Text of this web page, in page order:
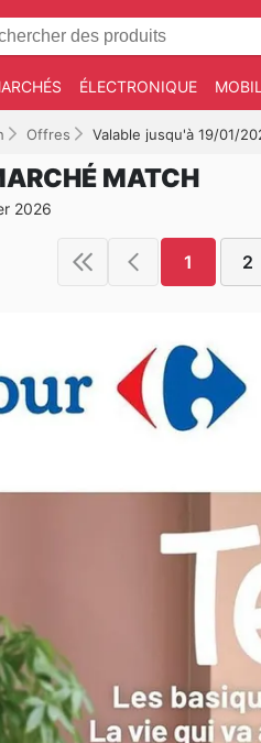
ÉLECTRONIQUE
Offres Valable jusqu'à 19/01/
MATCH
2026
1 2